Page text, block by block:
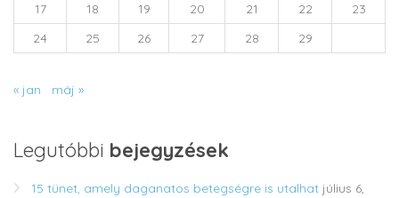
17
18 19 20 21 22
23
24
25 26 27 28 29
« jan máj »
Legutóbbi bejegyzések
15 tünet, amely daganatos betegségre is utalhat július 6,